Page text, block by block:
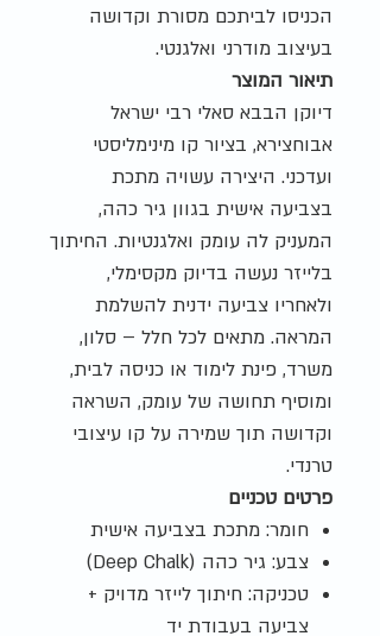
הכניסו לביתכם מסורת וקדושה
בעיצוב מודרני ואלגנטי.
תיאור המוצר
דיוקן הבבא סאלי רבי ישראל
אבוחצירא, בציור קו מינימליסטי
ועדכני. היצירה עשויה מתכת
בצביעה אישית בגוון גיר כהה,
המעניק לה עומק ואלגנטיות. החיתוך
בלייזר נעשה בדיוק מקסימלי,
ולאחריו צביעה ידנית להשלמת
המראה. מתאים לכל חלל – סלון,
משרד, פינת לימוד או כניסה לבית,
ומוסיף תחושה של עומק, השראה
וקדושה תוך שמירה על קו עיצובי
טרנדי.
פרטים טכניים
חומר: מתכת בצביעה אישית
צבע: גיר כהה (Deep Chalk)
טכניקה: חיתוך לייזר מדויק +
צביעה בעבודת יד